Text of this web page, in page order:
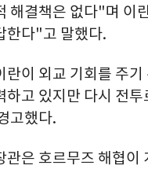
해결책은 없다"며 이
한다"고 말했다.
란이 외교 기회를 주기
하고 있지만 다시 전
고했다.
관은 호르무즈 해협이